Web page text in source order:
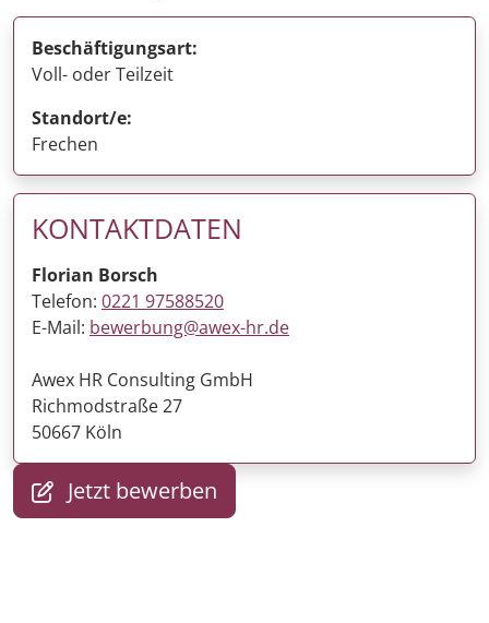
Beschäftigungsart:
Voll- oder Teilzeit
Standort/e:
Frechen
KONTAKTDATEN
Florian Borsch
Telefon: 0221 97588520
E-Mail: bewerbung@awex-hr.de
Awex HR Consulting GmbH
Richmodstraße 27
50667 Köln
Jetzt bewerben